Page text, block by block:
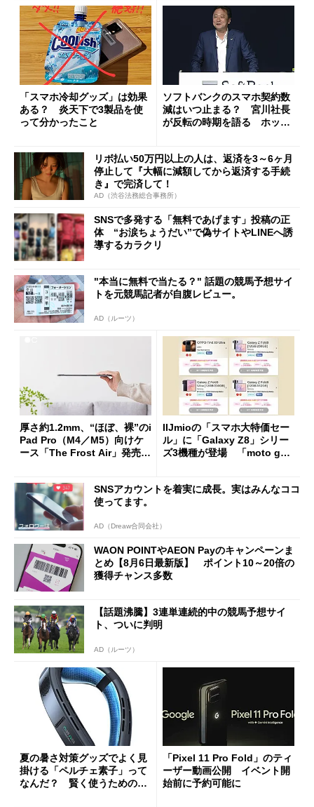
「スマホ冷却グッズ」は効果
ある？ 炎天下で3製品を使
って分かったこと
ソフトバンクのスマホ契約数
減はいつ止まる？ 宮川社長
が反転の時期を語る ホッピ
リボ払い50万円以上の人は、返済を3～6ヶ月
停止して『大幅に減額してから返済する手続
き』で完済して！
AD（渋谷法務総合事務所）
SNSで多発する「無料であげます」投稿の正
体 “お涙ちょうだい”で偽サイトやLINEへ誘
導するカラクリ
"本当に無料で当たる？" 話題の競馬予想サイ
トを元競馬記者が自腹レビュー。
AD（ルーツ）
厚さ約1.2mm、“ほぼ、裸”のi
Pad Pro（M4／M5）向けケ
ース「The Frost Air」発売
IIJmioの「スマホ大特価セー
ル」に「Galaxy Z8」シリー
ズ3機種が登場 「moto g37
SNSアカウントを着実に成長。実はみんなココ
使ってます。
AD（Dreaw合同会社）
WAON POINTやAEON Payのキャンペーンま
とめ【8月6日最新版】 ポイント10～20倍の
獲得チャンス多数
【話題沸騰】3連単連続的中の競馬予想サイ
ト、ついに判明
AD（ルーツ）
夏の暑さ対策グッズでよく見
掛ける「ペルチェ素子」って
なんだ？ 賢く使うための注
「Pixel 11 Pro Fold」のティ
ーザー動画公開 イベント開
始前に予約可能に